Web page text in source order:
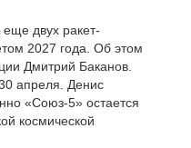
еще двух ракет-
2027 года. Об этом
Дмитрий Баканов.
апреля. Денис
«Союз-5» остается
космической